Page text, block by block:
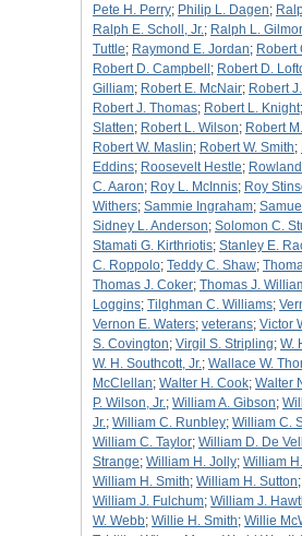
Pete H. Perry; Philip L. Dagen;
Ralph E. Scholl, Jr.; Ralph L.
Tuttle; Raymond E. Jordan; Robert
Robert D. Campbell ; Robert D.
Gilliam; Robert E. McNair; Robert
Robert J. Thomas; Robert L. Knight;
Slatten; Robert L. Wilson; Robert
Robert W. Maslin; Robert W. Smith;
Eddins; Roosevelt Hestle;
C. Aaron; Roy L. McInnis; Roy
Withers; Sammie Ingraham;
Sidney L. Anderson; Solomon C.
Stamati G. Kirthriotis; Stanley E.
C. Roppolo; Teddy C. Shaw;
Thomas J. Coker; Thomas J.
Loggins; Tilghman C. Williams;
Vernon E. Waters; veterans; Victor
S. Covington; Virgil S. Stripling; W.
W. H. Southcott, Jr.; Wallace W.
McClellan; Walter H. Cook; Walter
P. Wilson, Jr.; William A. Gibson;
Jr.; William C. Runbley; William C.
William C. Taylor; William D. De
Strange; William H. Jolly; William
William H. Smith; William H. Sutton;
William J. Fulchum; William J.
W. Webb; Willie H. Smith; Willie